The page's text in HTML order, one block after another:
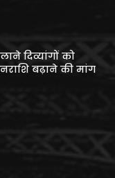
दिव्यांगों को
बढ़ाने की मांग